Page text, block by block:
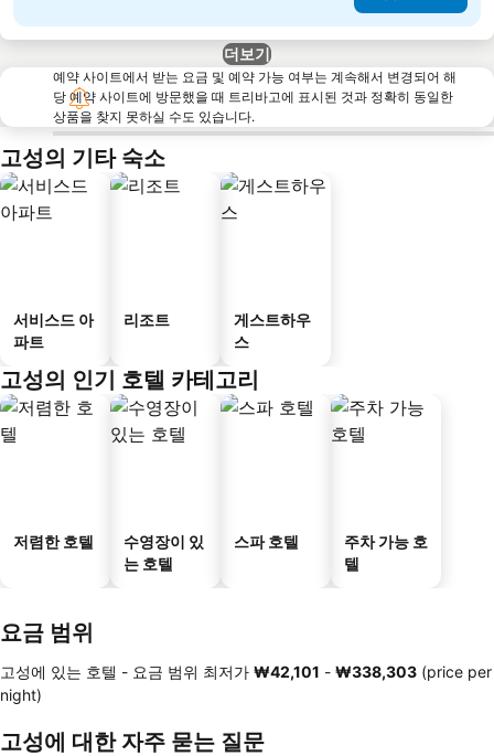
더보기
예약 사이트에서 받는 요금 및 예약 가능 여부는 계속해서 변경되어 해
당 예약 사이트에 방문했을 때 트리바고에 표시된 것과 정확히 동일한
상품을 찾지 못하실 수도 있습니다.
고성의 기타 숙소
서비스드 아
파트
리조트
게스트하우
스
고성의 인기 호텔 카테고리
저렴한 호텔
수영장이 있
는 호텔
스파 호텔
주차 가능 호
텔
요금 범위
고성에 있는 호텔 - 요금 범위 최저가 ‎₩42,101 - ‎₩338,303 (price per
night)
고성에 대한 자주 묻는 질문